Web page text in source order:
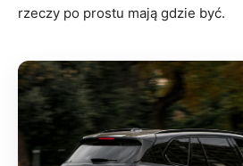
rzeczy po prostu mają gdzie być.